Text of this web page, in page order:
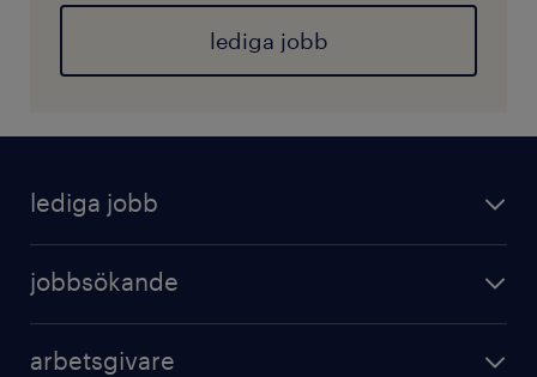
lediga jobb
lediga jobb
jobbsökande
arbetsgivare